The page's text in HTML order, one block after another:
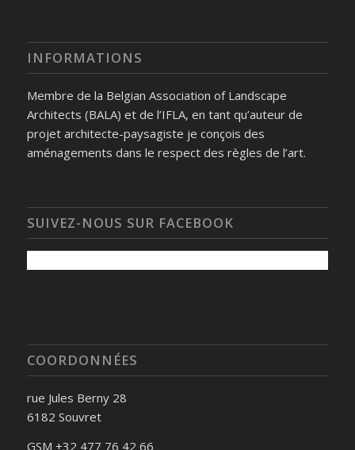
INFORMATIONS
Membre de la Belgian Association of Landscape
Architects (BALA) et de l’IFLA, en tant qu’auteur de
projet architecte-paysagiste je conçois des
aménagements dans le respect des règles de l’art.
SUIVEZ-NOUS SUR FACEBOOK
COORDONNÉES
rue Jules Berny 28
6182 Souvret
GSM +32 477 76 42 66